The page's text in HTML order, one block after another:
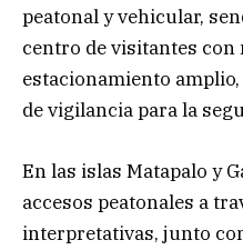
peatonal y vehicular,
centro de visitantes
estacionamiento
de vigilancia para la
En las islas Matapalo y
accesos peatonales a
interpretativas, junto